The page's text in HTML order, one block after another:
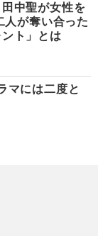
田中聖が女性を
が奪い合った
ト」とは
マには二度と